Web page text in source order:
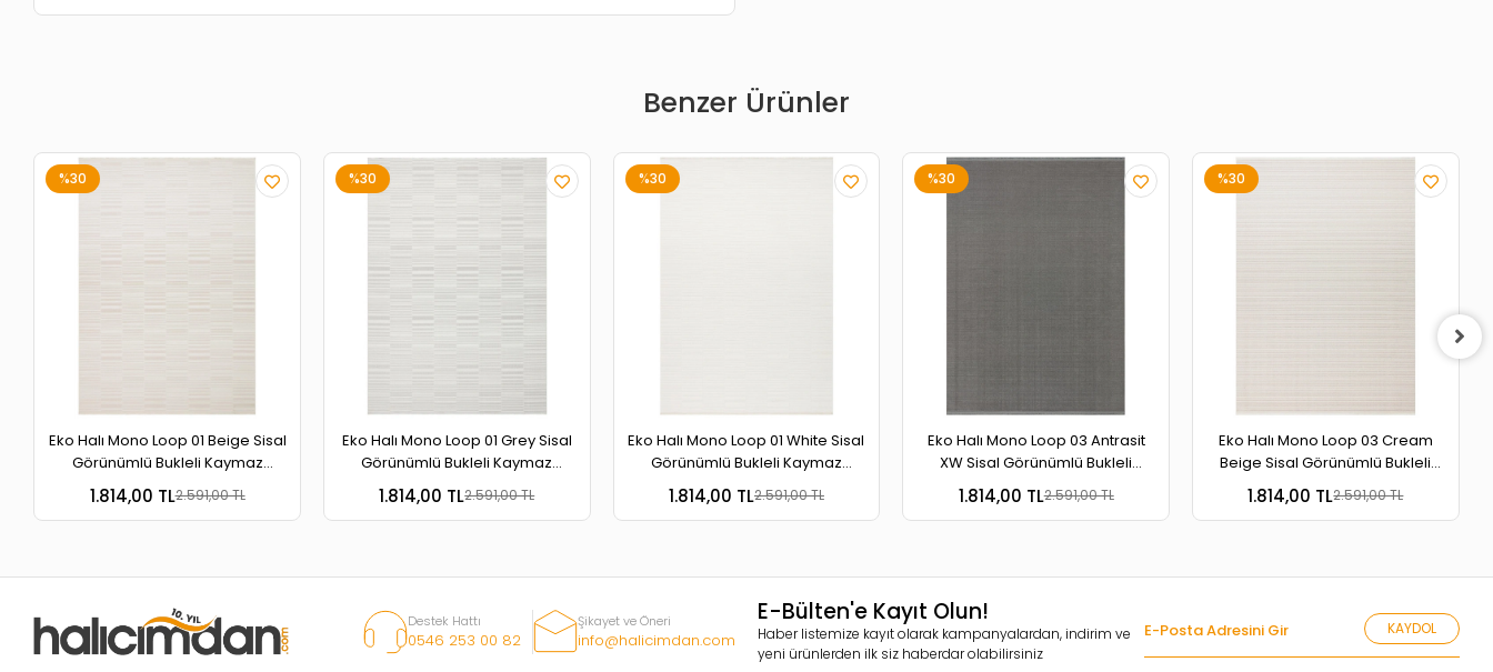
Benzer Ürünler
%30
Eko Halı Mono Loop 01 Beige Sisal
Görünümlü Bukleli Kaymaz
Tabanlı Yıkanabilir Halı
1.814,00 TL2.591,00 TL
%30
Eko Halı Mono Loop 01 Grey Sisal
Görünümlü Bukleli Kaymaz
Tabanlı Yıkanabilir Halı
1.814,00 TL2.591,00 TL
%30
Eko Halı Mono Loop 01 White Sisal
Görünümlü Bukleli Kaymaz
Tabanlı Yıkanabilir Halı
1.814,00 TL2.591,00 TL
%30
Eko Halı Mono Loop 03 Antrasit
XW Sisal Görünümlü Bukleli
Kaymaz Tabanlı Yıkanabilir Halı
1.814,00 TL2.591,00 TL
%30
Eko Halı Mono Loop 03 Cream
Beige Sisal Görünümlü Bukleli
Kaymaz Tabanlı Yıkanabilir Halı
1.814,00 TL2.591,00 TL
Destek Hattı
0546 253 00 82
Şikayet ve Öneri
info@halicimdan.com
E-Bülten'e Kayıt Olun!
Haber listemize kayıt olarak kampanyalardan, indirim ve
yeni ürünlerden ilk siz haberdar olabilirsiniz
KAYDOL